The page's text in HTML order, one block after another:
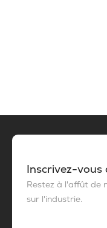
Inscrivez-
Restez à l'affût de
sur l'industrie.